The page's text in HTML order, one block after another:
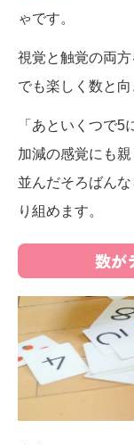
ゃです。
視覚と触覚の両
でも楽しく数と向
「あといくつで5
加減の感覚にも
並んだそろばん
り組めます。
数が